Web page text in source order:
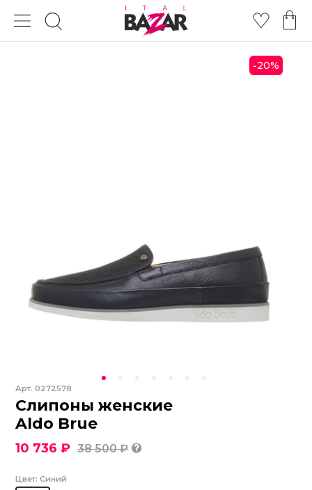
-20%
Арт.0272578
Слипоны женские
Aldo Brue
10 736 ₽ 38 500 ₽
Цвет: Синий